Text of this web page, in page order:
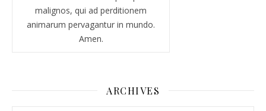
malignos, qui ad perditionem
animarum pervagantur in mundo.
Amen.
ARCHIVES